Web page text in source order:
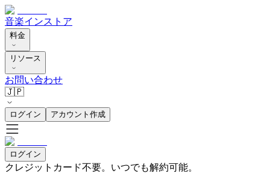
音楽インストア
料金
リソース
お問い合わせ
🇯🇵
ログイン アカウント作成
ログイン
クレジットカード不要。いつでも解約可能。